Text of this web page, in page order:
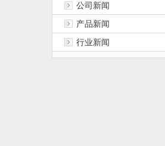
公司新闻
产品新闻
行业新闻